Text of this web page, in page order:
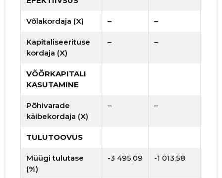
Võlakordaja (X) – –
Kapitaliseerituse
kordaja (X)
– –
VÕÕRKAPITALI
KASUTAMINE
Põhivarade
käibekordaja (X)
– –
TULUTOOVUS
Müügi tulutase
(%)
-3 495,09 -1 013,58